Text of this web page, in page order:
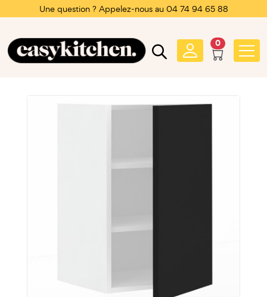
Une question ? Appelez-nous au 04 74 94 65 88
0